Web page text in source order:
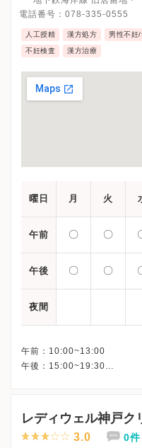
電話番号： 078-335-0555
人工授精 漢方処方 男性不妊
不妊検査 漢方治療
曜日 月 火
午前 〇 〇
午後 〇 〇
夜間
午前：10:00~13:00
午後：15:00~19:30
レディウェル神戸ク
3.0 0件